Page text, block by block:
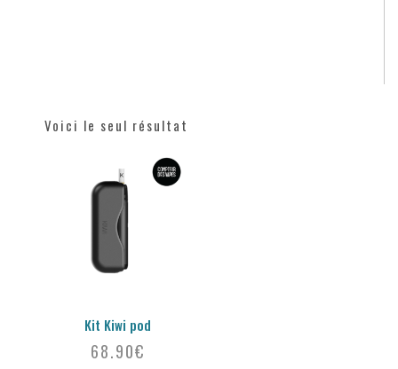
Voici le seul résultat
Kit Kiwi pod
68.90€